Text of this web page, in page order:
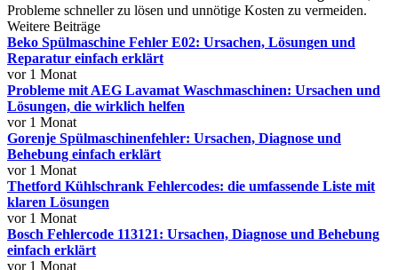
Probleme schneller zu lösen und unnötige Kosten zu vermeiden.
Weitere Beiträge
Beko Spülmaschine Fehler E02: Ursachen, Lösungen und
Reparatur einfach erklärt
vor 1 Monat
Probleme mit AEG Lavamat Waschmaschinen: Ursachen und
Lösungen, die wirklich helfen
vor 1 Monat
Gorenje Spülmaschinenfehler: Ursachen, Diagnose und
Behebung einfach erklärt
vor 1 Monat
Thetford Kühlschrank Fehlercodes: die umfassende Liste mit
klaren Lösungen
vor 1 Monat
Bosch Fehlercode 113121: Ursachen, Diagnose und Behebung
einfach erklärt
vor 1 Monat